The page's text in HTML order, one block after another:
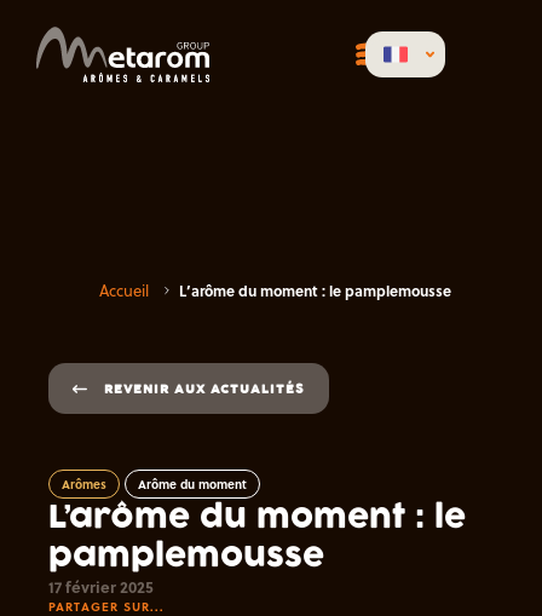
Accueil L’arôme du moment : le pamplemousse
REVENIR AUX ACTUALITÉS
Arômes Arôme du moment
L’arôme du moment : le
pamplemousse
17 février 2025
PARTAGER SUR...